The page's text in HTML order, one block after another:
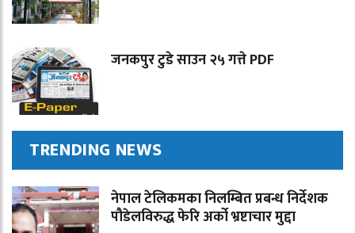
जनकपुर टुडे साउन २५ गत्ते PDF
TRENDING NEWS
नेपाल टेलिकमका निलम्बित प्रबन्ध निर्देशक
पौडेलविरुद्ध फेरि अर्को भ्रष्टाचार मुद्दा